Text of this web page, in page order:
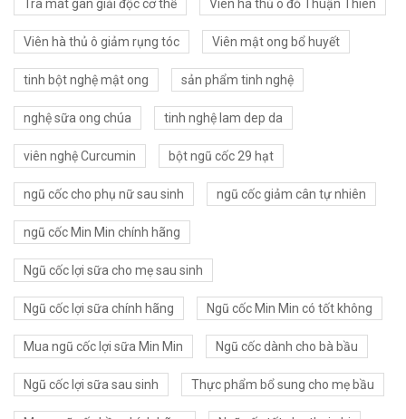
Trà mát gan giải độc cơ thể Viên hà thủ ô đỏ Thuận Thiên
Viên hà thủ ô giảm rụng tóc Viên mật ong bổ huyết
tinh bột nghệ mật ong sản phẩm tinh nghệ
nghệ sữa ong chúa tinh nghệ lam dep da
viên nghệ Curcumin bột ngũ cốc 29 hạt
ngũ cốc cho phụ nữ sau sinh ngũ cốc giảm cân tự nhiên
ngũ cốc Min Min chính hãng
Ngũ cốc lợi sữa cho mẹ sau sinh
Ngũ cốc lợi sữa chính hãng Ngũ cốc Min Min có tốt không
Mua ngũ cốc lợi sữa Min Min Ngũ cốc dành cho bà bầu
Ngũ cốc lợi sữa sau sinh Thực phẩm bổ sung cho mẹ bầu